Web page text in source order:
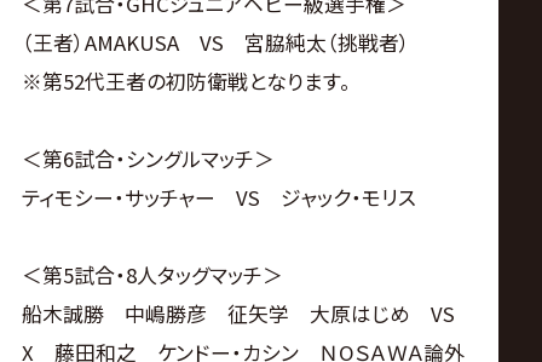
（王者）AMAKUSA VS 宮脇純太（挑戦者）
※第52代王者の初防衛戦となります。
＜第6試合・シングルマッチ＞
ティモシー・サッチャー VS ジャック・モリス
＜第5試合・8人タッグマッチ＞
船木誠勝 中嶋勝彦 征矢学 大原はじめ VS
X 藤田和之 ケンドー・カシン ＮOＳＡＷＡ論外